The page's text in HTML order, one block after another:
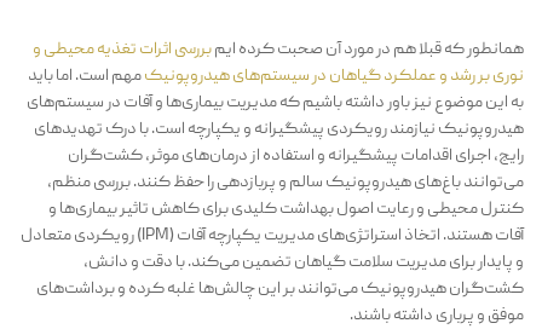
همانطور که قبلا هم در مورد آن صحبت کرده ایمبررسی اثرات تغذیه محیطی و
نوری بر رشد و عملکرد گیاهان در سیستم‌های هیدروپونیکمهم است. اما باید
به این موضوع نیز باور داشته باشیم که مدیریت بیماری‌ها و آفات در سیستم‌های
هیدروپونیک نیازمند رویکردی پیشگیرانه و یکپارچه است. با درک تهدیدهای
رایج، اجرای اقدامات پیشگیرانه و استفاده از درمان‌های موثر، کشت‌گران
می‌توانند باغ‌های هیدروپونیک سالم و پربازدهی را حفظ کنند. بررسی منظم،
کنترل محیطی و رعایت اصول بهداشت کلیدی برای کاهش تاثیر بیماری‌ها و
آفات هستند. اتخاذ استراتژی‌های مدیریت یکپارچه آفات (IPM) رویکردی متعادل
و پایدار برای مدیریت سلامت گیاهان تضمین می‌کند. با دقت و دانش،
کشت‌گران هیدروپونیک می‌توانند بر این چالش‌ها غلبه کرده و برداشت‌های
موفق و پرباری داشته باشند.